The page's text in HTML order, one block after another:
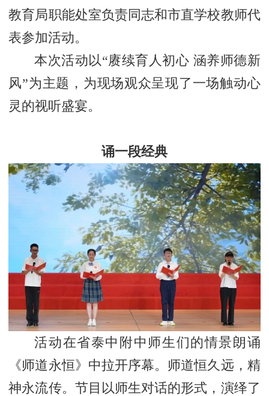
教育局职能处室负责同志和市直学校教师代
表参加活动。
本次活动以“赓续育人初心 涵养师德新
风”为主题，为现场观众呈现了一场触动心
灵的视听盛宴。
诵一段经典
活动在省泰中附中师生们的情景朗诵
《师道永恒》中拉开序幕。师道恒久远，精
神永流传。节目以师生对话的形式，演绎了